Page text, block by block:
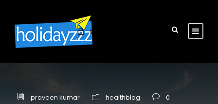
Login
praveen kumar healthblog 0